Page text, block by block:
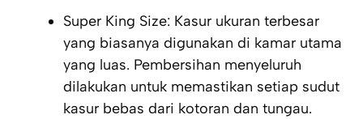
Super King Size: Kasur ukuran terbesar
yang biasanya digunakan di kamar utama
yang luas. Pembersihan menyeluruh
dilakukan untuk memastikan setiap sudut
kasur bebas dari kotoran dan tungau.